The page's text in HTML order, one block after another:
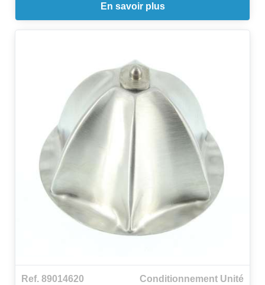
En savoir plus
Ref. 89014620 Conditionnement Unité